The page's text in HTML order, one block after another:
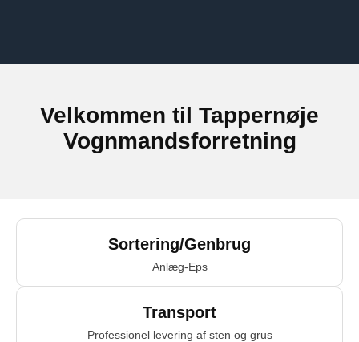
Velkommen til Tappernøje
Vognmandsforretning
Sortering/Genbrug
Anlæg-Eps
Transport
Professionel levering af sten og grus